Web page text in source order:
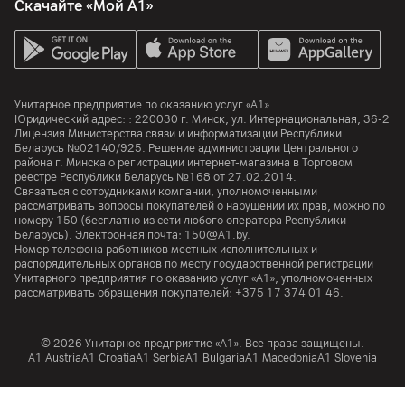
Скачайте «Мой А1»
Унитарное предприятие по оказанию услуг «А1»
Юридический адрес: : 220030 г. Минск, ул. Интернациональная, 36-2
Лицензия Министерства связи и информатизации Республики
Беларусь №02140/925. Решение администрации Центрального
района г. Минска о регистрации интернет-магазина в Торговом
реестре Республики Беларусь №168 от 27.02.2014.
Связаться с сотрудниками компании, уполномоченными
рассматривать вопросы покупателей о нарушении их прав, можно по
номеру 150 (бесплатно из сети любого оператора Республики
Беларусь). Электронная почта: 150@A1.by.
Номер телефона работников местных исполнительных и
распорядительных органов по месту государственной регистрации
Унитарного предприятия по оказанию услуг «А1», уполномоченных
рассматривать обращения покупателей: +375 17 374 01 46.
© 2026 Унитарное предприятие «А1». Все права защищены.
A1 AustriaA1 CroatiaА1 SerbiaA1 BulgariaA1 MacedoniaA1 Slovenia